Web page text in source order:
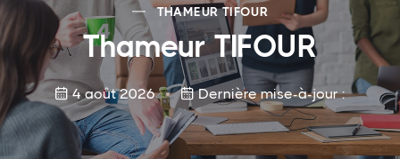
THAMEURTIFOUR
ThameurTIFOUR
4 août 2026 Dernière mise-à-jour :